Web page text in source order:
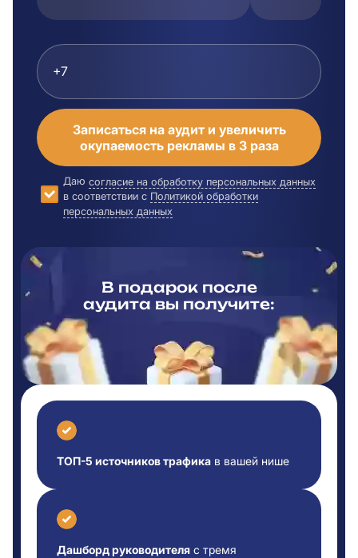
Записаться на аудит и увеличить
окупаемость рекламы в 3 раза
Даю согласие на обработку персональных данных
в соответствии с Политикой обработки
персональных данных
В подарок после
аудита вы получите:
ТОП-5 источников трафика в вашей нише
Дашборд руководителя с тремя